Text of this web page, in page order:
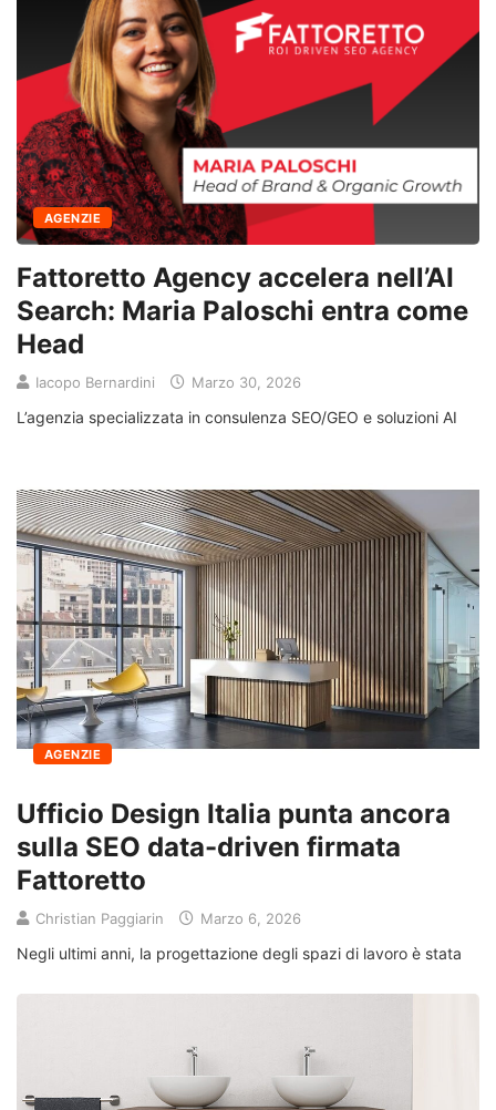
AGENZIE
Fattoretto Agency accelera nell’AI
Search: Maria Paloschi entra come
Head
Iacopo Bernardini Marzo 30, 2026
L’agenzia specializzata in consulenza SEO/GEO e soluzioni AI
AGENZIE
Ufficio Design Italia punta ancora
sulla SEO data-driven firmata
Fattoretto
Christian Paggiarin Marzo 6, 2026
Negli ultimi anni, la progettazione degli spazi di lavoro è stata